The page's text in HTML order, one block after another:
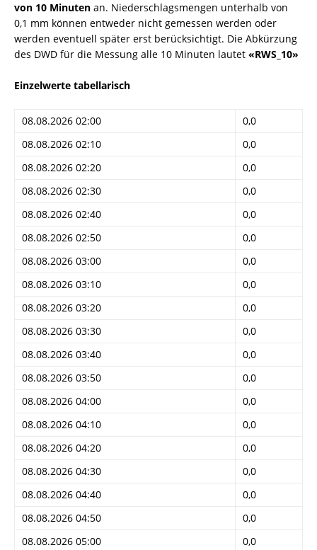
von 10 Minuten an. Niederschlagsmengen unterhalb von
0,1 mm können entweder nicht gemessen werden oder
werden eventuell später erst berücksichtigt. Die Abkürzung
des DWD für die Messung alle 10 Minuten lautet «RWS_10»
Einzelwerte tabellarisch
08.08.2026 02:00
0,0
08.08.2026 02:10
0,0
08.08.2026 02:20
0,0
08.08.2026 02:30
0,0
08.08.2026 02:40
0,0
08.08.2026 02:50
0,0
08.08.2026 03:00
0,0
08.08.2026 03:10
0,0
08.08.2026 03:20
0,0
08.08.2026 03:30
0,0
08.08.2026 03:40
0,0
08.08.2026 03:50
0,0
08.08.2026 04:00
0,0
08.08.2026 04:10
0,0
08.08.2026 04:20
0,0
08.08.2026 04:30
0,0
08.08.2026 04:40
0,0
08.08.2026 04:50
0,0
08.08.2026 05:00
0,0